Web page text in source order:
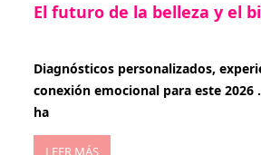
El futuro de la belleza y el
Diagnósticos personalizados,
conexión emocional para este 2026
ha
LEER MÁS